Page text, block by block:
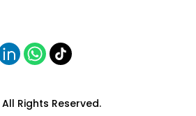
All Rights Reserved.